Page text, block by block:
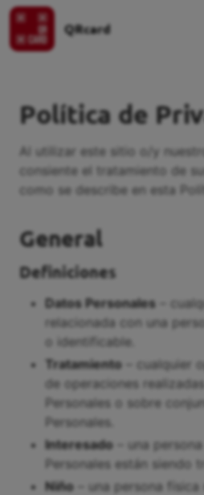
QRcard
Política de
Al utilizar este sitio o/y
consiente el tratamiento de
como se describe en esta
General
Definiciones
Datos Personales –
relacionada con una
o identificable.
Tratamiento – cualquier
de operaciones
Personales o sobre
Personales.
Interesado – una
Personales están siendo
Niño – una persona física